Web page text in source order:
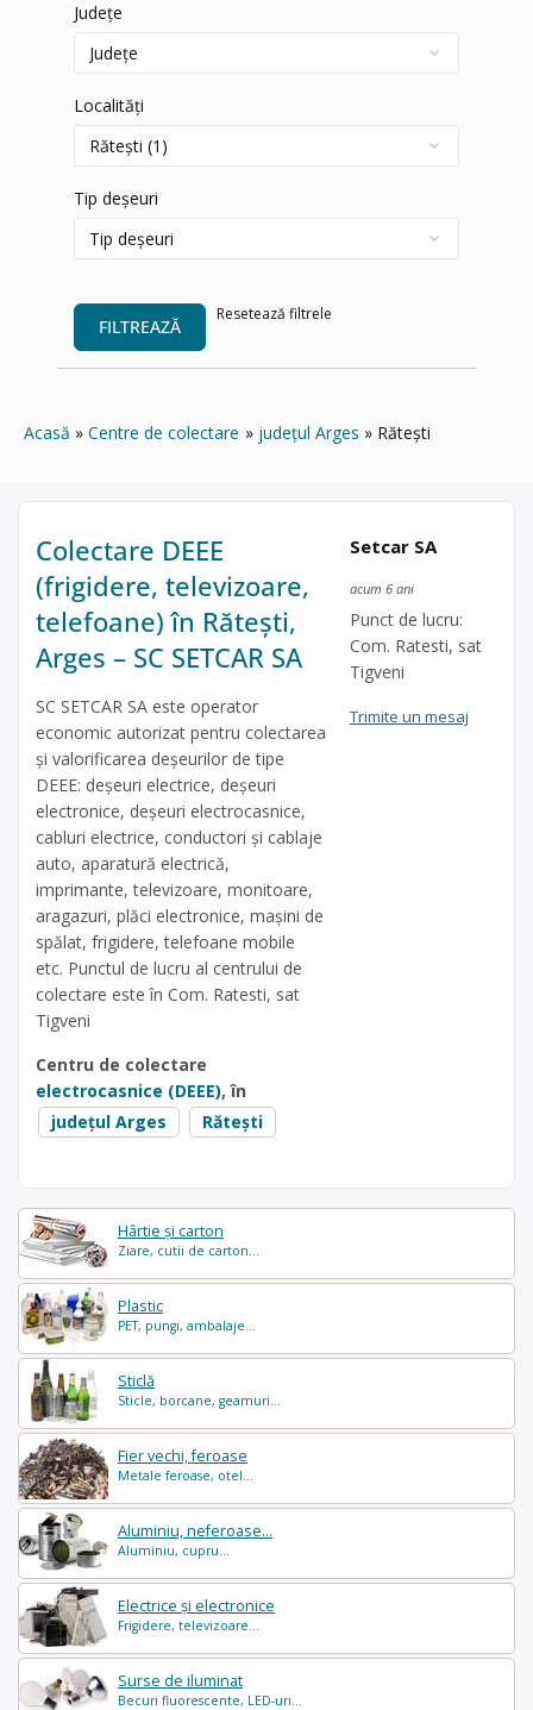
Județe
Localități
Tip deșeuri
FILTREAZĂ
Resetează filtrele
Acasă Centre de colectare județul Arges Rătești
Hârtie și carton
Ziare, cutii de carton...
Plastic
PET, pungi, ambalaje...
Sticlă
Sticle, borcane, geamuri...
Fier vechi, feroase
Metale feroase, otel...
Aluminiu, neferoase...
Aluminiu, cupru...
Electrice și electronice
Frigidere, televizoare...
Surse de iluminat
Becuri fluorescente, LED-uri...
Colectare DEEE
(frigidere, televizoare,
telefoane) în Rătești,
Arges – SC SETCAR SA
SC SETCAR SA este operator
economic autorizat pentru colectarea
și valorificarea deșeurilor de tipe
DEEE: deșeuri electrice, deșeuri
electronice, deșeuri electrocasnice,
cabluri electrice, conductori și cablaje
auto, aparatură electrică,
imprimante, televizoare, monitoare,
aragazuri, plăci electronice, mașini de
spălat, frigidere, telefoane mobile
etc. Punctul de lucru al centrului de
colectare este în Com. Ratesti, sat
Tigveni
Centru de colectare
electrocasnice (DEEE), în
județul Arges
Rătești
Setcar SA
acum 6 ani
Punct de lucru:
Com. Ratesti, sat
Tigveni
Trimite un mesaj